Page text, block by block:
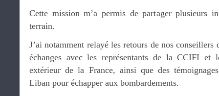
Cette mission m’a permis de partager plusieurs
terrain.
J’ai notamment relayé les retours de nos conseillers
échanges avec les représentants de la CCIFI et
extérieur de la France, ainsi que des
Liban pour échapper aux bombardements.